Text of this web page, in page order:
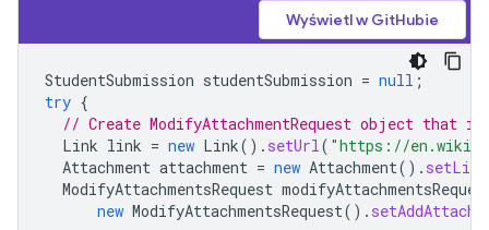
Wyświetl w GitHubie
StudentSubmission studentSubmission = null ;
try {
// Create ModifyAttachmentRequest object that
Link link = new Link(). setUrl( "https://
Attachment attachment = new Attachment(). setLink
ModifyAttachmentsRequest
new ModifyAttachmentsRequest().